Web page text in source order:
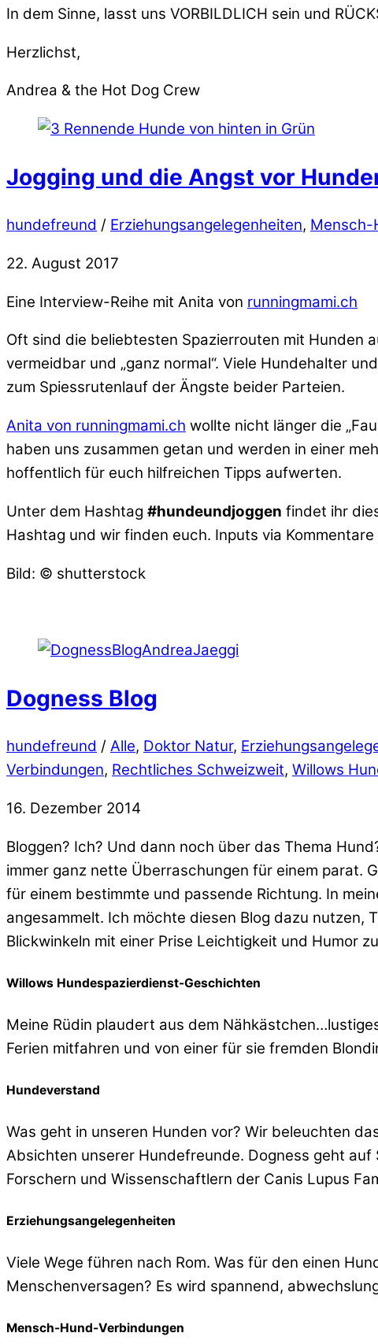
In dem Sinne, lasst uns VORBILDLICH sein und
Herzlichst,
Andrea & the Hot Dog Crew
Jogging und die Angst vor
hundefreund / Erziehungsangelegenheiten, Mensch-
22. August 2017
Eine Interview-Reihe mit Anita von runningmami.ch
Oft sind die beliebtesten Spazierrouten mit Hunden
vermeidbar und „ganz normal“. Viele Hundehalter
zum Spiessrutenlauf der Ängste beider Parteien.
Anita von runningmami.ch wollte nicht länger die
haben uns zusammen getan und werden in einer
hoffentlich für euch hilfreichen Tipps aufwerten.
Unter dem Hashtag #hundeundjoggen findet ihr
Hashtag und wir finden euch. Inputs via
Bild: © shutterstock
Dogness Blog
hundefreund / Alle, Doktor Natur,
Verbindungen, Rechtliches Schweizweit, Willows
16. Dezember 2014
Bloggen? Ich? Und dann noch über das Thema
immer ganz nette Überraschungen für einem parat.
für einem bestimmte und passende Richtung. In
angesammelt. Ich möchte diesen Blog dazu
Blickwinkeln mit einer Prise Leichtigkeit und Humor
Willows Hundespazierdienst-Geschichten
Meine Rüdin plaudert aus dem
Ferien mitfahren und von einer für sie fremden
Hundeverstand
Was geht in unseren Hunden vor? Wir beleuchten
Absichten unserer Hundefreunde. Dogness geht
Forschern und Wissenschaftlern der Canis Lupus
Erziehungsangelegenheiten
Viele Wege führen nach Rom. Was für den einen
Menschenversagen? Es wird spannend,
Mensch-Hund-Verbindungen